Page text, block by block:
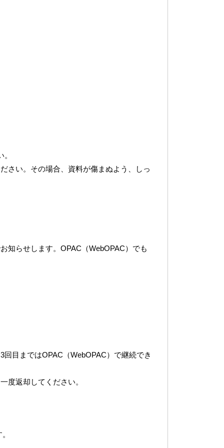
さい。その場合、資料が傷まぬよう、しっ
知らせします。OPAC（WebOPAC）でも
目まではOPAC（WebOPAC）で継続でき
度返却してください。